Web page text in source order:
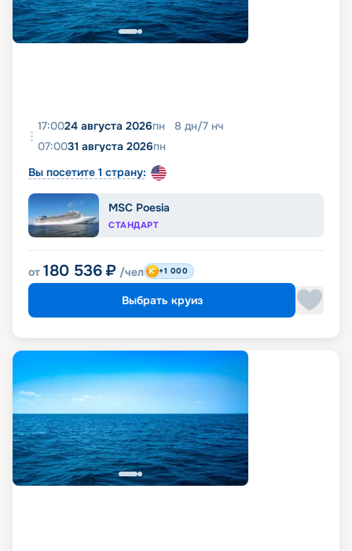
17:0024 августа 2026пн 8 дн/7 нч
07:0031 августа 2026пн
Вы посетите 1 страну:
MSC Poesia
СТАНДАРТ
от 180 536 ₽ /чел +1 000
Выбрать круиз